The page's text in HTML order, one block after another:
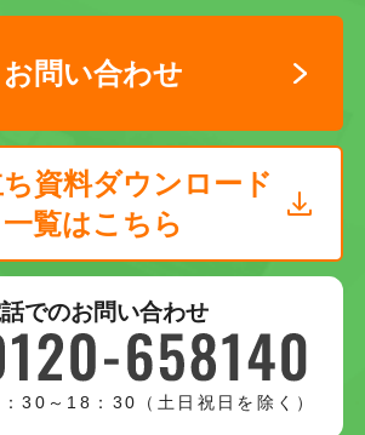
お問い合わせ
資料ダウンロード
一覧はこちら
でのお問い合わせ
：30～18：30（土日祝日を除く）